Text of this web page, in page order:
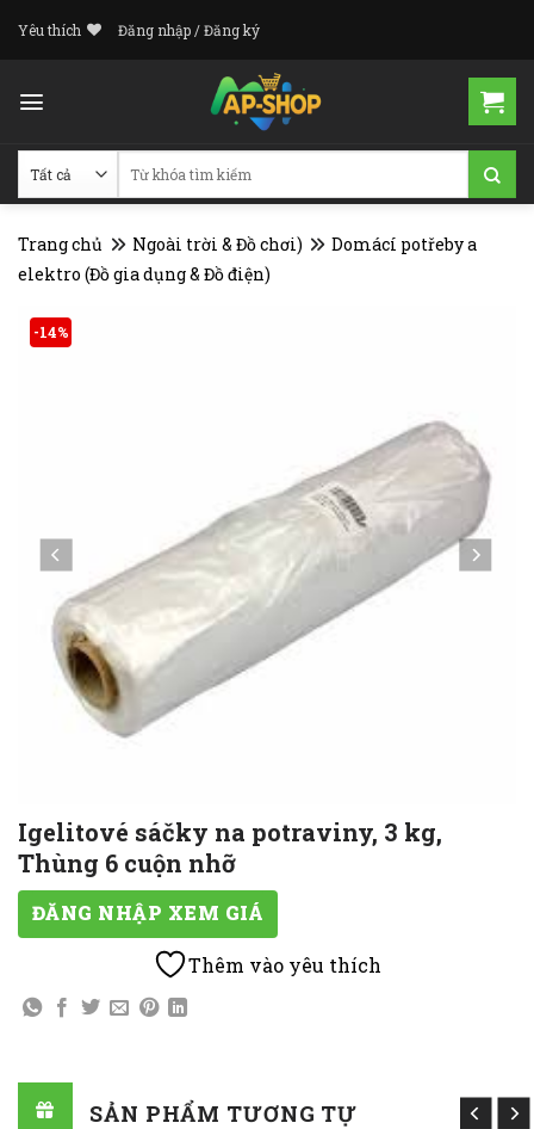
Yêu thích Đăng nhập / Đăng ký
Trang chủ Ngoài trời & Đồ chơi)
Domácí potřeby a
elektro (Đồ gia dụng & Đồ điện)
-14%
Igelitové sáčky na potraviny, 3 kg,
Thùng 6 cuộn nhỡ
ĐĂNG NHẬP XEM GIÁ
Thêm vào yêu thích
SẢN PHẨM TƯƠNG TỰ